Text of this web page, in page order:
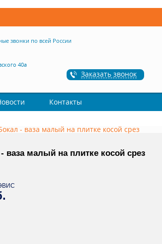
звонки по всей России
40а
Заказать звонок
Контакты
- ваза малый на плитке косой срез
ваза малый на плитке косой срез